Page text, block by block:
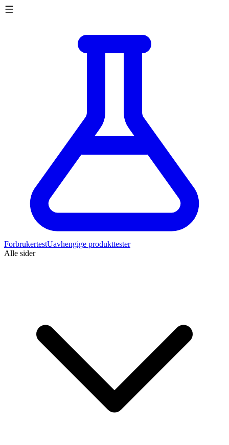
ForbrukertestUavhengige produkttester
Alle sider